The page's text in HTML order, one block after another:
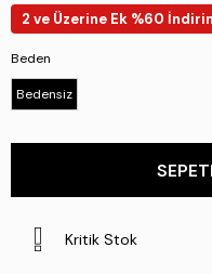
2 ve Üzerine Ek %60
Beden
Bedensiz
Kritik Stok